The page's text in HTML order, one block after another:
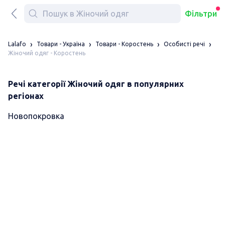
Фільтри
Lalafo Товари - Україна Товари - Коростень
Особисті речі
Жіночий одяг - Коростень
Речі категорії Жіночий одяг в популярних
регіонах
Новопокровка